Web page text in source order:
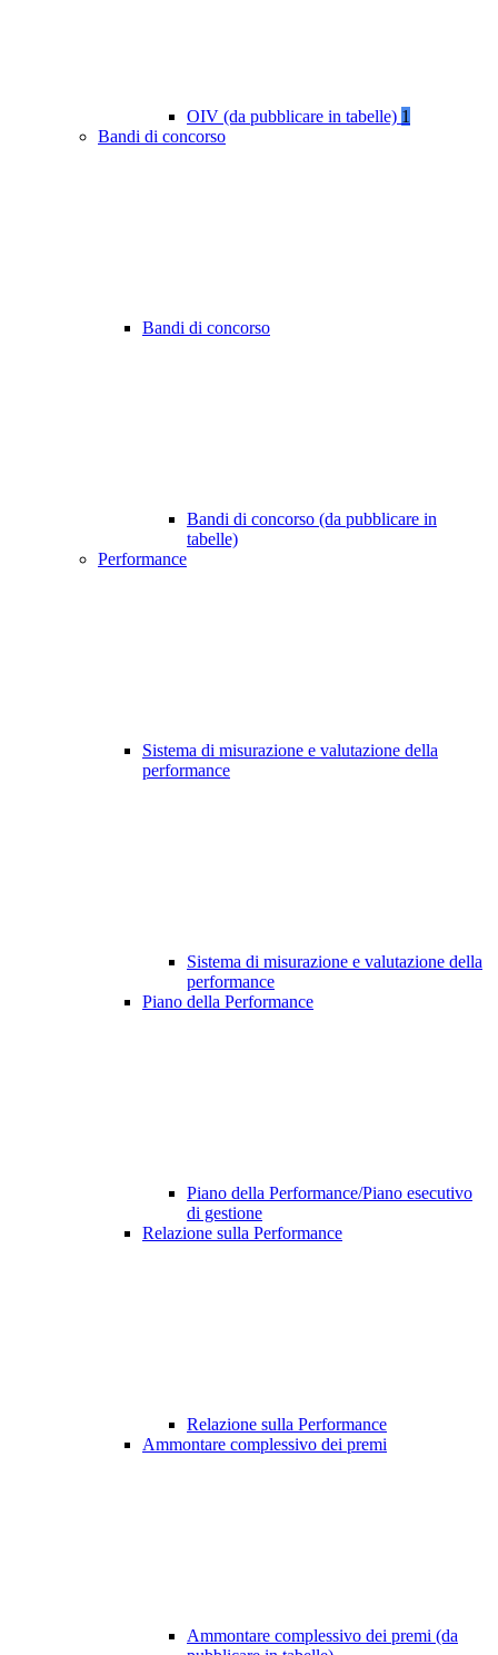
OIV (da pubblicare in tabelle) 1
Bandi di concorso
Bandi di concorso
Bandi di concorso (da pubblicare in
tabelle)
Performance
Sistema di misurazione e valutazione della
performance
Sistema di misurazione e valutazione della
performance
Piano della Performance
Piano della Performance/Piano esecutivo
di gestione
Relazione sulla Performance
Relazione sulla Performance
Ammontare complessivo dei premi
Ammontare complessivo dei premi (da